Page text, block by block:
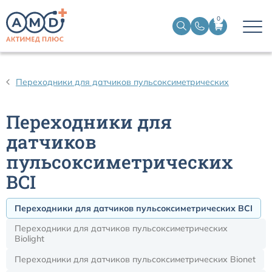
0
Переходники для датчиков пульсоксиметрических
Переходники для
датчиков
пульсоксиметрических
BCI
Переходники для датчиков пульсоксиметрических BCI
Переходники для датчиков пульсоксиметрических
Biolight
Переходники для датчиков пульсоксиметрических Bionet
Датчики ЭЭГ BIS
Кабели пациента ЭКГ
Датчики температурные медицинские к мониторам
Кабели для кардиографов